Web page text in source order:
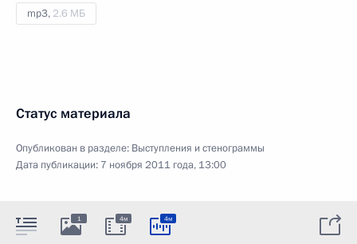
mp3, 2.6 МБ
Статус материала
Опубликован в разделе: Выступления и стенограммы
Дата публикации: 7 ноября 2011 года, 13:00
1 4м 4м